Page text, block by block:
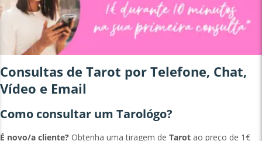
Consultas de Tarot por Telefone, Chat,
Vídeo e Email
Como consultar um Tarológo?
É novo/a cliente? Obtenha uma tiragem de Tarot ao preço de 1€